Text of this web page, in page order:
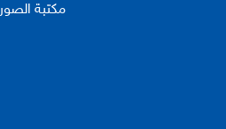
مكتبة الصور